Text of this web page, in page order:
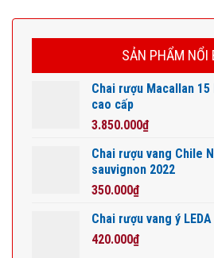
SẢN PHẨM NỔI
Chai rượu Macallan
cao cấp
3.850.000₫
Chai rượu vang Chile
sauvignon 2022
350.000₫
Chai rượu vang ý LEDA
420.000₫